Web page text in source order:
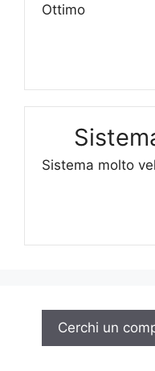
Ottimo
Sistema molto
Cerchi un